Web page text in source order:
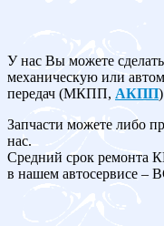
У нас Вы можете
механическую или
передач (МКПП, АКПП
Запчасти можете либо
нас.
Средний срок ремонта
в нашем автосервисе